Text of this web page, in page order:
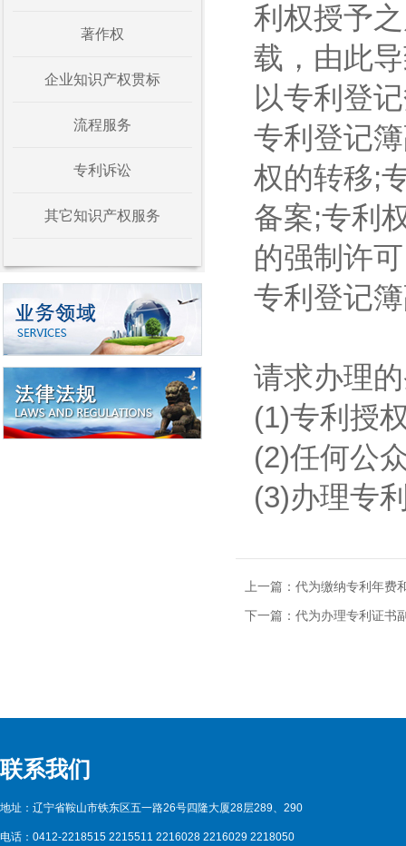
著作权
企业知识产权贯标
流程服务
专利诉讼
其它知识产权服务
利权授予
载，由此
以专利登
专利登记
权的转移;
备案;专利
的强制许
专利登记
请求办理
(1)专利授
(2)任何公
(3)办理专
上一篇： 代为缴纳专利年费
下一篇： 代为办理专利证书
联系我们
地址：辽宁省鞍山市铁东区五一路26号四隆大厦28层289、290
电话：0412-2218515 2215511 2216028 2216029 2218050